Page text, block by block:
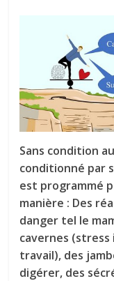
Sans condition
conditionné par
est programmé
manière : Des
danger tel le
cavernes
travail), des
digérer, des